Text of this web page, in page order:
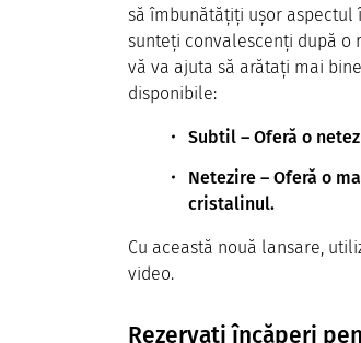
să îmbunătățiți ușor aspectul
sunteți convalescenți după o
vă va ajuta să arătați mai
disponibile:
Subtil – Oferă o
Netezire – Oferă o
cristalinul.
Cu această nouă lansare,
video.
Rezervați încăperi